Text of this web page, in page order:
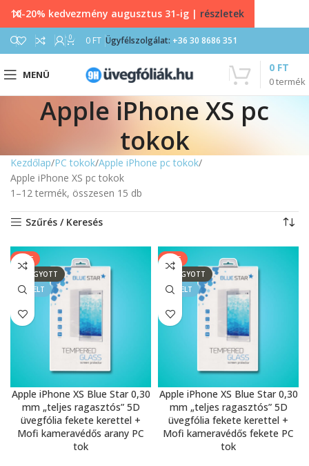
0 0 FT Ügyfélszolgálat: +36 30 8686 351
MENÜ
0termék
0 FT
Apple iPhone XS pc
tokok
Kezdőlap PC tokok Apple iPhone pc tokok
Apple iPhone XS pc tokok
1–12 termék, összesen 15 db
Szűrés / Keresés
SALE
ELFOGYOTT
KIEMELT
Apple iPhone XS Blue Star 0,30
mm „teljes ragasztós” 5D
üvegfólia fekete kerettel +
Mofi kameravédős arany PC
tok
SALE
ELFOGYOTT
KIEMELT
Apple iPhone XS Blue Star 0,30
mm „teljes ragasztós” 5D
üvegfólia fekete kerettel +
Mofi kameravédős fekete PC
tok
10-20% kedvezmény augusztus 31-ig | részletek